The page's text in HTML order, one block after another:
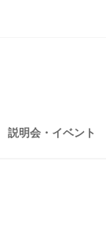
説明会・イベント